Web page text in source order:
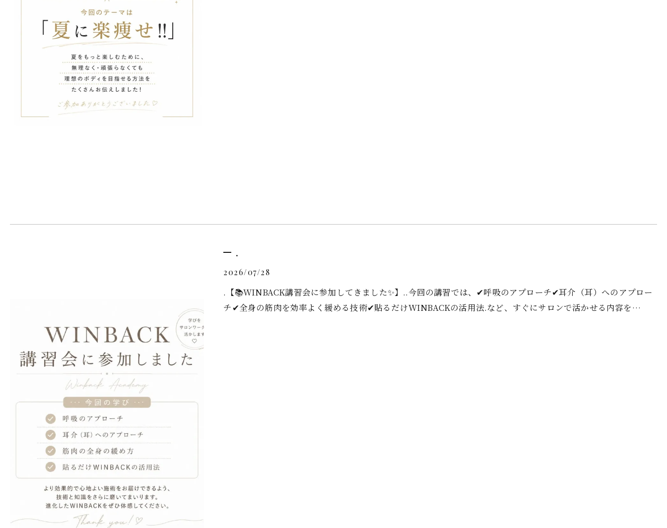
.
2026/07/28
.【📚WINBACK講習会に参加してきました✨】..今回の講習では、✔呼吸のアプローチ✔耳介（耳）へのアプロー
チ✔全身の筋肉を効率よく緩める技術✔貼るだけWINBACKの活用法.など、すぐにサロンで活かせる内容を…